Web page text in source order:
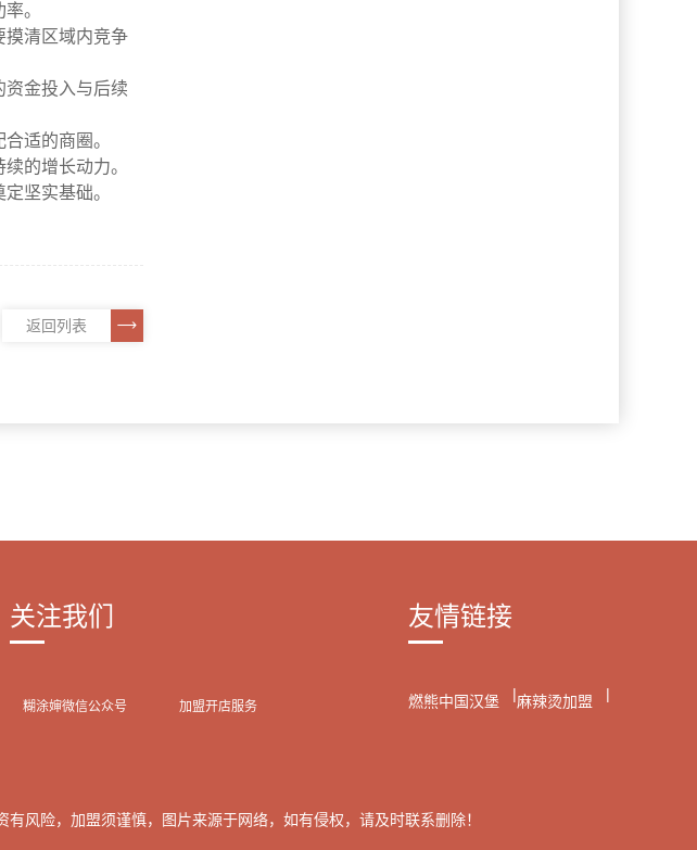
。
摸清区域内竞争
资金投入与后续
适的商圈。
的增长动力。
坚实基础。
返回列表
关注我们
糊涂婶微信公众号 加盟开店服务
友情链接
燃熊中国汉堡 |麻辣烫加盟 |
有风险，加盟须谨慎，图片来源于网络，如有侵权，请及时联系删除！